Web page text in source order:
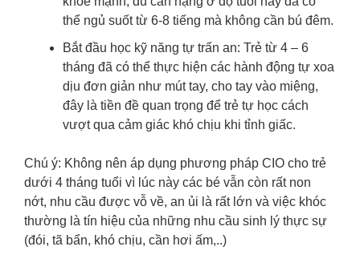
thể ngủ suốt từ 6-8 tiếng mà không cần bú đêm.
Bắt đầu học kỹ năng tự trấn an: Trẻ từ 4 – 6
tháng đã có thể thực hiện các hành động tự xoa
dịu đơn giản như mút tay, cho tay vào miệng,
đây là tiền đề quan trọng để trẻ tự học cách
vượt qua cảm giác khó chịu khi tỉnh giấc.
Chú ý: Không nên áp dụng phương pháp CIO cho trẻ
dưới 4 tháng tuổi vì lúc này các bé vẫn còn rất non
nớt, nhu cầu được vỗ về, an ủi là rất lớn và việc khóc
thường là tín hiệu của những nhu cầu sinh lý thực sự
(đói, tã bẩn, khó chịu, cần hơi ấm,..)